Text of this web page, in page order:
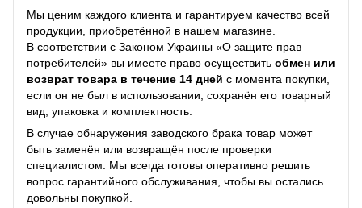
Мы ценим каждого клиента и гарантируем качество всей
продукции, приобретённой в нашем магазине.
В соответствии с Законом Украины «О защите прав
потребителей» вы имеете право осуществить обмен или
возврат товара в течение 14 дней с момента покупки,
если он не был в использовании, сохранён его товарный
вид, упаковка и комплектность.
В случае обнаружения заводского брака товар может
быть заменён или возвращён после проверки
специалистом. Мы всегда готовы оперативно решить
вопрос гарантийного обслуживания, чтобы вы остались
довольны покупкой.